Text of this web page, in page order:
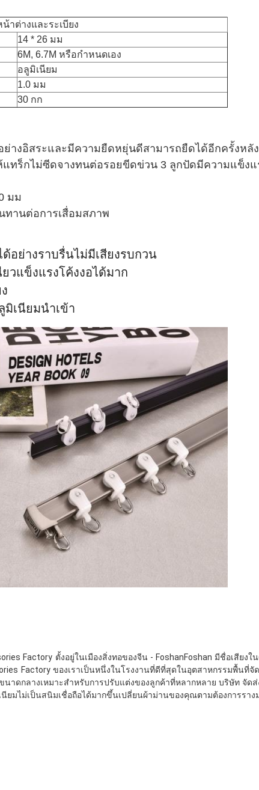
าต่างและระเบียง
14 * 26 มม
6M, 6.7M หรือกำหนดเอง
อลูมิเนียม
1.0 มม
30 กก
างอิสระและมีความยืดหยุ่นดีสามารถยืดได้อีกครั้งหลั
แทร็กไม่ซีดจางทนต่อรอยขีดข่วน 3 ลูกปัดมีความแข็
มม
ทานต่อการเสื่อมสภาพ
อย่างราบรื่นไม่มีเสียงรบกวน
วแข็งแรงโค้งงอได้มาก
เนียมนำเข้า
Factory ตั้งอยู่ในเมืองสิ่งทอของจีน - FoshanFoshan มีชื่อเสี
Factory ของเราเป็นหนึ่งในโรงงานที่ดีที่สุดในอุตสาหกรรมพื้
าดกลางเหมาะสำหรับการปรับแต่งของลูกค้าที่หลากหลาย บริษัท จัด
มไม่เป็นสนิมเชื่อถือได้มากขึ้นเปลี่ยนผ้าม่านของคุณตามต้องการรา